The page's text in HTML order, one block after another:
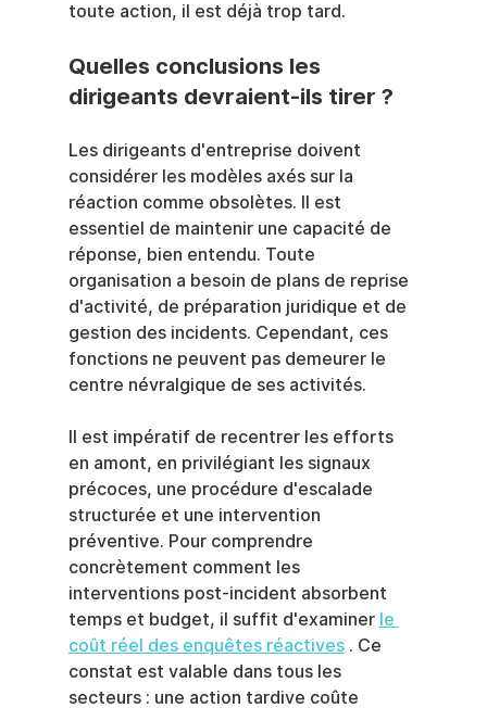
toute action, il est déjà trop tard.
Quelles conclusions les
dirigeants devraient-ils tirer ?
Les dirigeants d'entreprise doivent
considérer les modèles axés sur la
réaction comme obsolètes. Il est
essentiel de maintenir une capacité de
réponse, bien entendu. Toute
organisation a besoin de plans de reprise
d'activité, de préparation juridique et de
gestion des incidents. Cependant, ces
fonctions ne peuvent pas demeurer le
centre névralgique de ses activités.
Il est impératif de recentrer les efforts
en amont, en privilégiant les signaux
précoces, une procédure d'escalade
structurée et une intervention
préventive. Pour comprendre
concrètement comment les
interventions post-incident absorbent
temps et budget, il suffit d'examiner le
coût réel des enquêtes réactives . Ce
constat est valable dans tous les
secteurs : une action tardive coûte